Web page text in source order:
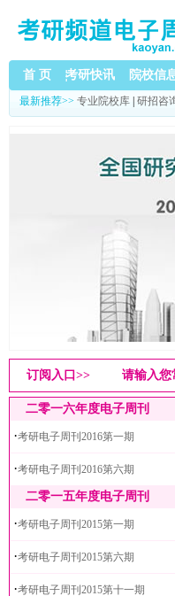
首 页 考研快讯 院校信
最新推荐>> 专业院校库 研招咨
订阅入口>> 请输入您
二零一六年度电子周刊
·考研电子周刊2016第一期
·考研电子周刊2016第六期
二零一五年度电子周刊
·考研电子周刊2015第一期
·考研电子周刊2015第六期
·考研电子周刊2015第十一期